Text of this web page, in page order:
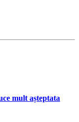
mult așteptata